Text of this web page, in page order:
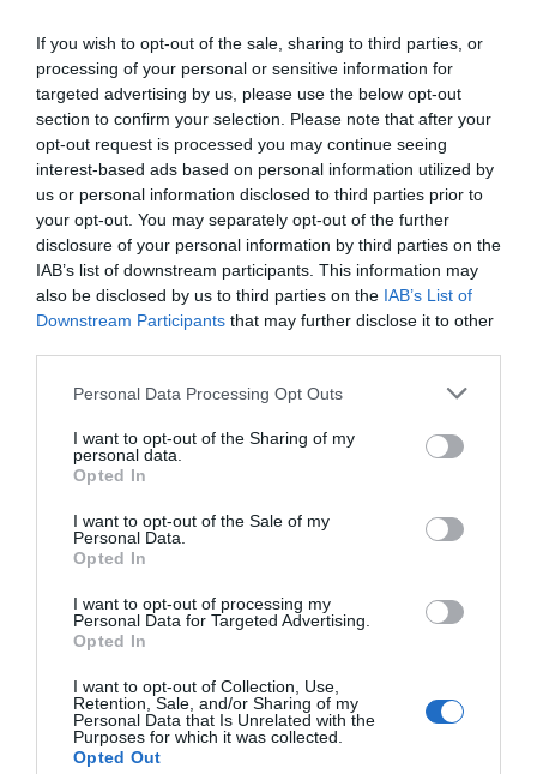
If you wish to opt-out of the sale, sharing to third parties, or
processing of your personal or sensitive information for
targeted advertising by us, please use the below opt-out
section to confirm your selection. Please note that after your
opt-out request is processed you may continue seeing
interest-based ads based on personal information utilized by
us or personal information disclosed to third parties prior to
your opt-out. You may separately opt-out of the further
disclosure of your personal information by third parties on the
IAB’s list of downstream participants. This information may
also be disclosed by us to third parties on the IAB’s List of
Downstream Participants that may further disclose it to other
Personal Data Processing Opt Outs
I want to opt-out of the Sharing of my
personal data.
Opted In
I want to opt-out of the Sale of my
Personal Data.
Opted In
I want to opt-out of processing my
Personal Data for Targeted Advertising.
Opted In
I want to opt-out of Collection, Use,
Retention, Sale, and/or Sharing of my
Personal Data that Is Unrelated with the
Purposes for which it was collected.
Opted Out
Lietuva pristabdė planus veržtis į kosmosą
Mokslininkai ištyrė, kad viename
kambaryje yra 63 unikalios dulkių
dalelės
Pasaulinis atšilimas augina
ledynus Centrinėje Azijoje
Skruzdės kuria ypač efektyvius tinklus
Naujos nanotechnologijos šilumą
paverčia energija
Klaviatūros raidės daro įtaką
Naujoviški daugiafunkciai
tranzistoriai
Mokslininkų grupei, vadovaujamai dr. Tsujošio Hasegavos (Tsuyoshi
iš Tarptautinio medžiagų nanoarchitektonikos centro (Japonija), pavyko
funkcijas. Kas svarbiausia, naujasis įrenginys suvartoja milijoną kartų
energijos už analogišką įprastinį įtaisą. Manoma, kad loginiai
sugebantys išlaikyti savo būseną (t. y. atlikti atminties
nepakeičiami kuriant naujos kartos akimirksniu darbui